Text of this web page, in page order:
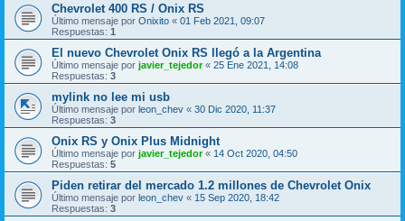
Chevrolet 400 RS / Onix RS
Último mensaje por Onixito « 01 Feb 2021, 09:07
Respuestas: 1
El nuevo Chevrolet Onix RS llegó a la Argentina
Último mensaje por javier_tejedor« 25 Ene 2021, 14:08
Respuestas: 3
mylink no lee mi usb
Último mensaje por leon_chev « 30 Dic 2020, 11:37
Respuestas: 3
Onix RS y Onix Plus Midnight
Último mensaje por javier_tejedor« 14 Oct 2020, 04:50
Respuestas: 5
Piden retirar del mercado 1.2 millones de Chevrolet Onix
Último mensaje por leon_chev « 15 Sep 2020, 18:42
Respuestas: 3